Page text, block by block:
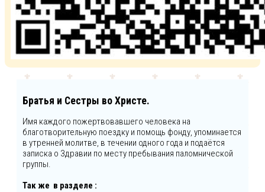
Братья и Сестры во Христе.
Имя каждого пожертвовавшего человека на
благотворительную поездку и помощь фонду, упоминается
в утренней молитве, в течении одного года и подаётся
записка о Здравии по месту пребывания паломнической
группы.
Так же в разделе :